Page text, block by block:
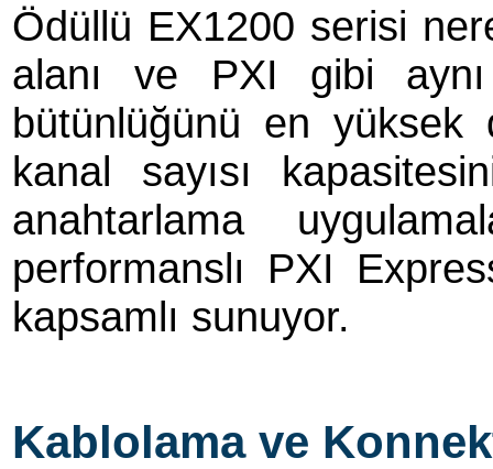
Ödüllü EX1200 serisi
alanı ve PXI gibi
bütünlüğünü en yüksek
kanal sayısı
anahtarlama
performanslı PXI
kapsamlı sunuyor.
Kablolama ve